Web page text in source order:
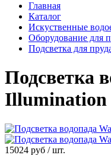
Главная
Каталог
Искуственные
Оборудование для
Подсветка для
Подсветка
Illumination
15024 руб / шт.